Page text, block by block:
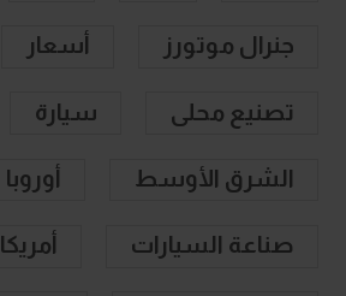
جنرال موتورز أسعار
تصنيع محلى سيارة
الشرق الأوسط أوروبا
صناعة السيارات أمريكا